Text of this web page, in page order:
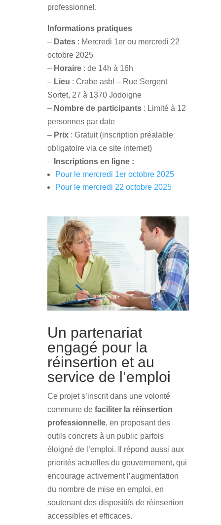
professionnel.
Informations pratiques
– Dates: Mercredi 1er ou mercredi 22
octobre 2025
– Horaire: de 14h à 16h
– Lieu : Crabe asbl – Rue Sergent
Sortet, 27 à 1370 Jodoigne
– Nombre de participants: Limité à 12
personnes par date
– Prix: Gratuit (inscription préalable
obligatoire via ce site internet)
– Inscriptions en ligne :
Pour le mercredi 1er octobre 2025
Pour le mercredi 22 octobre 2025
Un partenariat
engagé pour la
réinsertion et au
service de l’emploi
Ce projet s’inscrit dans une volonté
commune de faciliter la réinsertion
professionnelle, en proposant des
outils concrets à un public parfois
éloigné de l’emploi. Il répond aussi aux
priorités actuelles du gouvernement, qui
encourage activement l’augmentation
du nombre de mise en emploi, en
soutenant des dispositifs de réinsertion
accessibles et efficaces.